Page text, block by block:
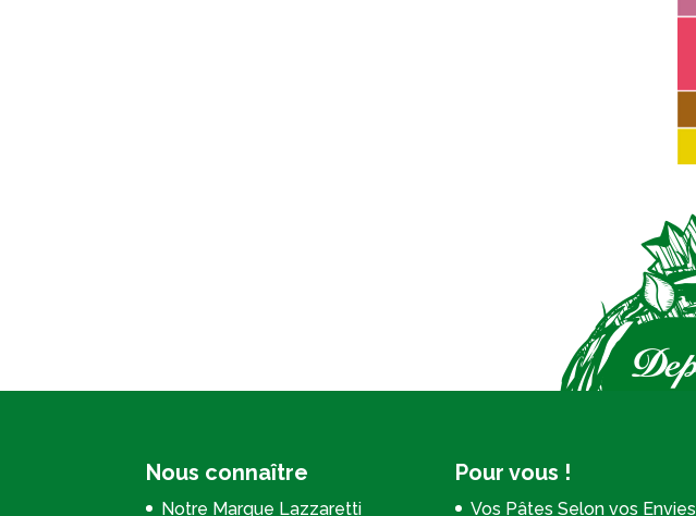
Nous connaître
Notre Marque Lazzaretti
Pour vous !
Vos Pâtes Selon vos Envies